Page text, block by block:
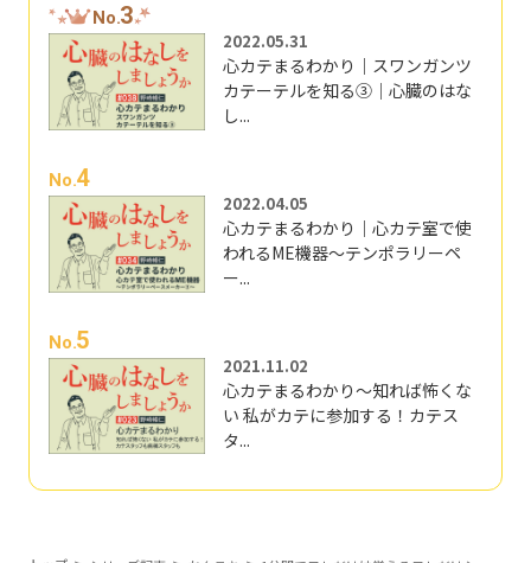
No.3
2022.05.31
心カテまるわかり｜スワンガンツ
カテーテルを知る③｜心臓のはな
し...
No.4
2022.04.05
心カテまるわかり｜心カテ室で使
われるME機器～テンポラリーペ
ー...
No.5
2021.11.02
心カテまるわかり～知れば怖くな
い 私がカテに参加する！カテス
タ...